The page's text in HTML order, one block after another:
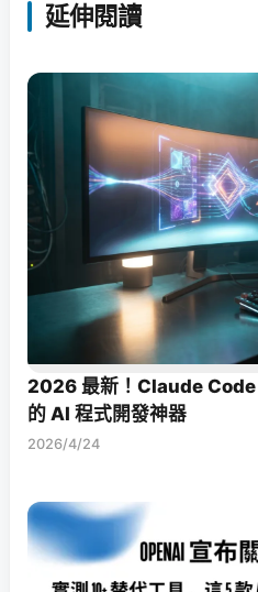
延伸閱讀
2026 最新！Claude Code
的 AI 程式開發神器
2026/4/24